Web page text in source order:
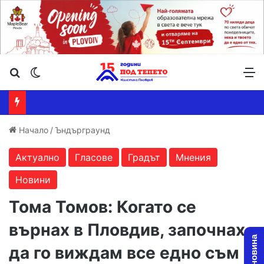
Търсене ...
Начало /Ъндърграунд
Актуално Гласове Градът
Мнения
Новини
Тома Томов: Когато се
върнах в Пловдив, започнах
да го виждам все едно съм в